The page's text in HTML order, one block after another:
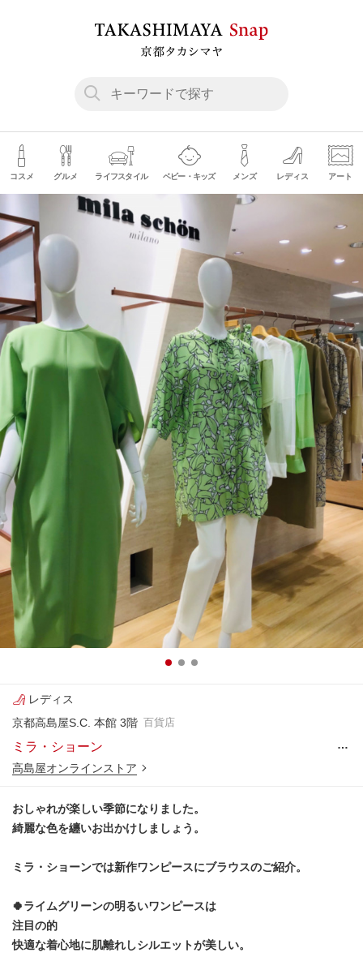
コスメ グルメ ライフスタイル ベビー・キッズ メンズ レディス アート
レディス
京都高島屋S.C. 本館 3階 百貨店
ミラ・ショーン
…
高島屋オンラインストア
おしゃれが楽しい季節になりました。
綺麗な色を纏いお出かけしましょう。
ミラ・ショーンでは新作ワンピースにブラウスのご紹介。
🍀ライムグリーンの明るいワンピースは
注目の的
快適な着心地に肌離れしシルエットが美しい。